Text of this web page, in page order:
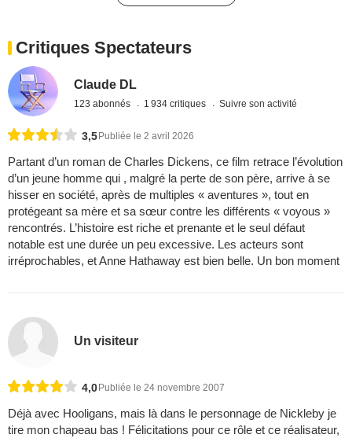
Critiques Spectateurs
Claude DL
123 abonnés 1 934 critiques Suivre son activité
3,5 Publiée le 2 avril 2026
Partant d’un roman de Charles Dickens, ce film retrace l’évolution
d’un jeune homme qui , malgré la perte de son père, arrive à se
hisser en société, après de multiples « aventures », tout en
protégeant sa mère et sa sœur contre les différents « voyous »
rencontrés. L’histoire est riche et prenante et le seul défaut
notable est une durée un peu excessive. Les acteurs sont
irréprochables, et Anne Hathaway est bien belle. Un bon moment
Un visiteur
4,0Publiée le 24 novembre 2007
Déjà avec Hooligans, mais là dans le personnage de Nickleby je
tire mon chapeau bas ! Félicitations pour ce rôle et ce réalisateur,